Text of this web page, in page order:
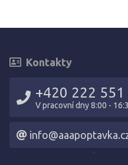
Kontakty
+420 222 551
V pracovní dny 8:00 -